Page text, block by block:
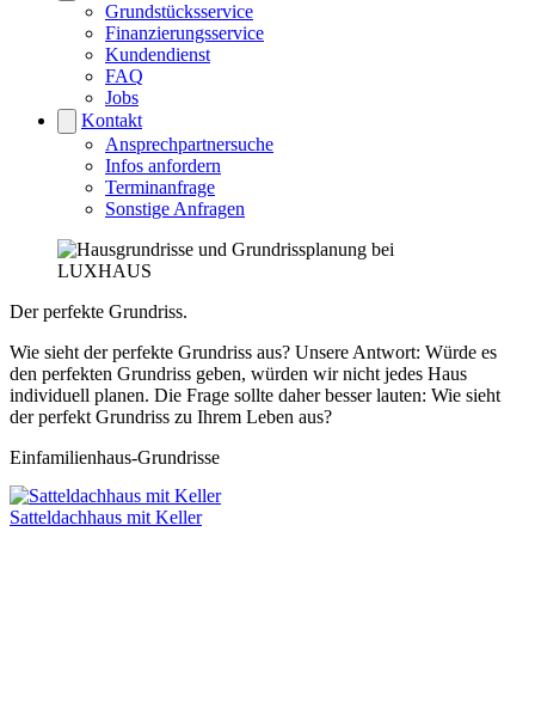
Grundstücksservice
Finanzierungsservice
Kundendienst
FAQ
Jobs
Kontakt
Ansprechpartnersuche
Infos anfordern
Terminanfrage
Sonstige Anfragen
Der perfekte Grundriss.
Wie sieht der perfekte Grundriss aus? Unsere Antwort: Würde es
den perfekten Grundriss geben, würden wir nicht jedes Haus
individuell planen. Die Frage sollte daher besser lauten: Wie sieht
der perfekt Grundriss zu Ihrem Leben aus?
Einfamilienhaus-Grundrisse
Satteldachhaus mit Keller